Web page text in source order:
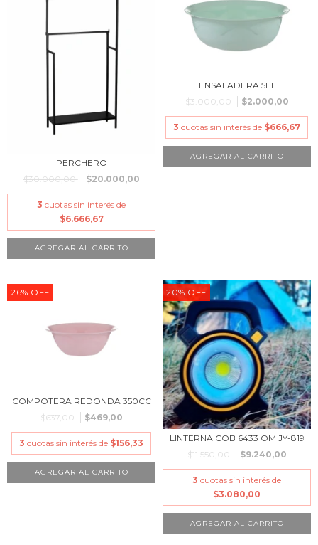
PERCHERO
$30.000,00
$20.000,00
3 cuotas sin interés de
$6.666,67
ENSALADERA 5LT
$3.000,00
$2.000,00
3 cuotas sin interés de $666,67
26% OFF
COMPOTERA REDONDA 350CC
$637,00
$469,00
3 cuotas sin interés de $156,33
20% OFF
LINTERNA COB 6433 OM JY-819
$11.550,00
$9.240,00
3 cuotas sin interés de
$3.080,00